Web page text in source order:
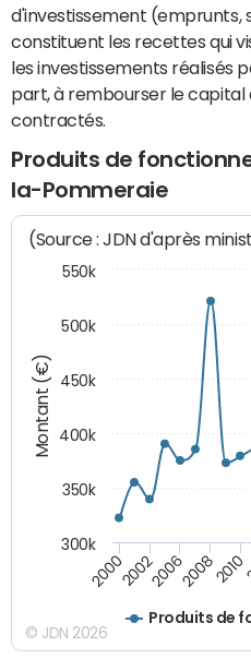
d'investissement (emprunts,
constituent les recettes qui
les investissements réalisés
part, à rembourser le capital
contractés.
Produits de
la-Pommeraie
Montant (€)
(Source : JDN d'après
Produits de
20002002200620082010
300k
350k
400k
450k
500k
550k
© JDN 2026